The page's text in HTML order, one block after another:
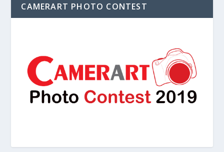
CAMERART PHOTO CONTEST